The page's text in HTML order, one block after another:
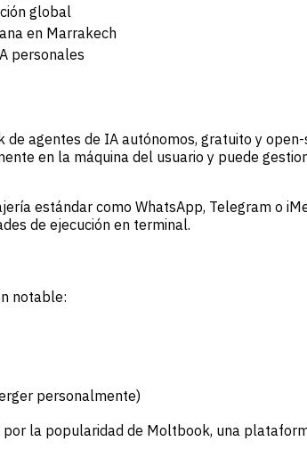
global
en Marrakech
personales
agentes de IA autónomos, gratuito y
en la máquina del usuario y puede
estándar como WhatsApp, Telegram o
de ejecución en terminal.
notable:
personalmente)
la popularidad de Moltbook, una